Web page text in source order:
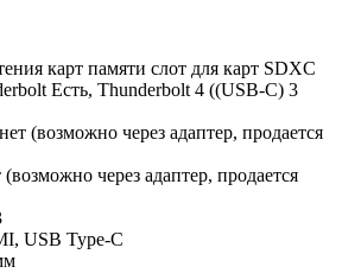
карт памяти слот для карт SDXC
Есть, Thunderbolt 4 ((USB‑C) 3
(возможно через адаптер, продается
через адаптер, продается
USB Type-C